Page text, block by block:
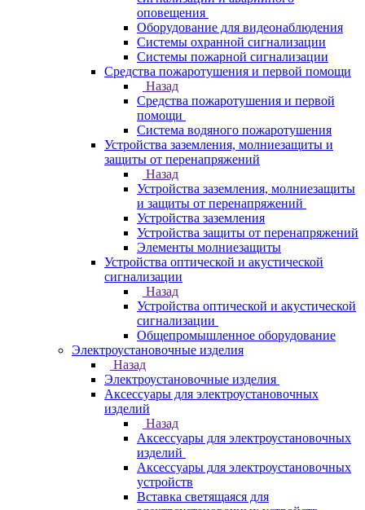
оповещения
Оборудование для видеонаблюдения
Системы охранной сигнализации
Системы пожарной сигнализации
Средства пожаротушения и первой помощи
Назад
Средства пожаротушения и первой
помощи
Система водяного пожаротушения
Устройства заземления, молниезащиты и
защиты от перенапряжений
Назад
Устройства заземления, молниезащиты
и защиты от перенапряжений
Устройства заземления
Устройства защиты от перенапряжений
Элементы молниезащиты
Устройства оптической и акустической
сигнализации
Назад
Устройства оптической и акустической
сигнализации
Общепромышленное оборудование
Электроустановочные изделия
Назад
Электроустановочные изделия
Аксессуары для электроустановочных
изделий
Назад
Аксессуары для электроустановочных
изделий
Аксессуары для электроустановочных
устройств
Вставка светящаяся для